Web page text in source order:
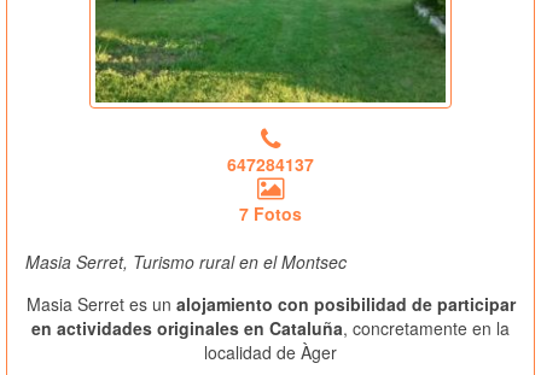
647284137
7 Fotos
Masia Serret, Turismo rural en el Montsec
Masia Serret es un alojamiento con posibilidad de participar
en actividades originales en Cataluña, concretamente en la
localidad de Àger